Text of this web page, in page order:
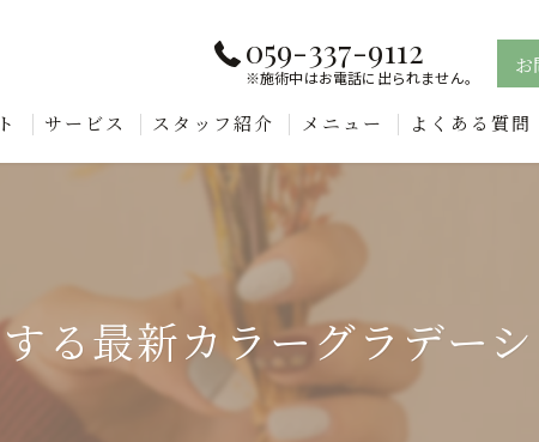
059-337-9112
※施術中はお電話に出られません。
お
サービス スタッフ紹介 メニュー よくある質問
る最新カラーグラデー